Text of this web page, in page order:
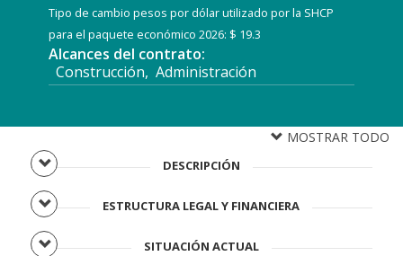
Tipo de cambio pesos por dólar utilizado por la SHCP
para el paquete económico 2026: $ 19.3
Alcances del contrato:
Construcción, Administración
MOSTRAR TODO
DESCRIPCIÓN
ESTRUCTURA LEGAL Y FINANCIERA
SITUACIÓN ACTUAL